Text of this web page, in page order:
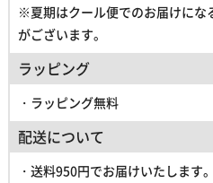
※夏期はクール便でのお届けにな
がございます。
ラッピング
・ラッピング無料
配送について
・ 送料950円でお届けいたします。